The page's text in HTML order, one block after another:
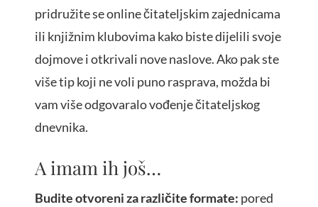
pridružite se online čitateljskim zajednicama
ili knjižnim klubovima kako biste dijelili svoje
dojmove i otkrivali nove naslove. Ako pak ste
više tip koji ne voli puno rasprava, možda bi
vam više odgovaralo vođenje čitateljskog
dnevnika.
A imam ih još…
Budite otvoreni za različite formate: pored